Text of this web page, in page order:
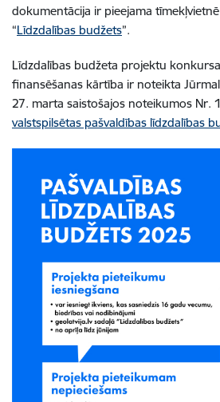
dokumentācija ir pieejama tīmekļvietnē
“Līdzdalības budžets”.
Līdzdalības budžeta projektu
finansēšanas kārtība ir noteikta
27. marta saistošajos noteikumos Nr.
valstspilsētas pašvaldības līdzdalības